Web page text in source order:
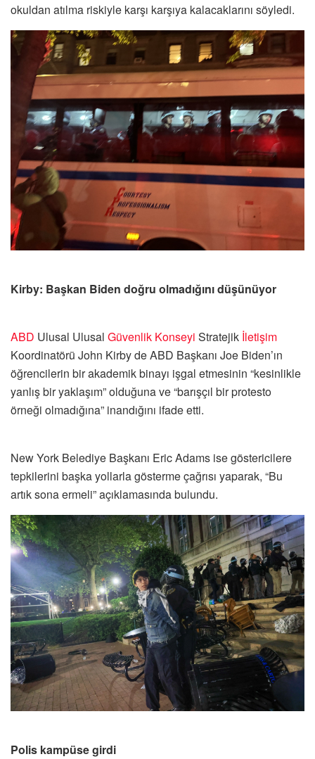
okuldan atılma riskiyle karşı karşıya kalacaklarını söyledi.
Kirby: Başkan Biden doğru olmadığını düşünüyor
ABD Ulusal Ulusal Güvenlik Konseyi Stratejik İletişim
Koordinatörü John Kirby de ABD Başkanı Joe Biden’ın
öğrencilerin bir akademik binayı işgal etmesinin “kesinlikle
yanlış bir yaklaşım” olduğuna ve “barışçıl bir protesto
örneği olmadığına” inandığını ifade etti.
New York Belediye Başkanı Eric Adams ise göstericilere
tepkilerini başka yollarla gösterme çağrısı yaparak, “Bu
artık sona ermeli” açıklamasında bulundu.
Polis kampüse girdi